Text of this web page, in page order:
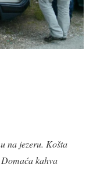
na jezeru. Košta
kahva